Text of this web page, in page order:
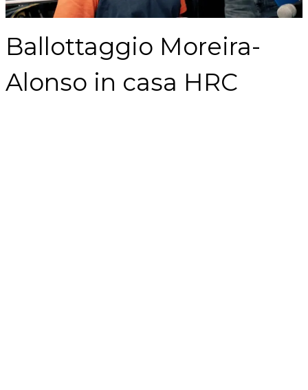
Ballottaggio Moreira-
Alonso in casa HRC